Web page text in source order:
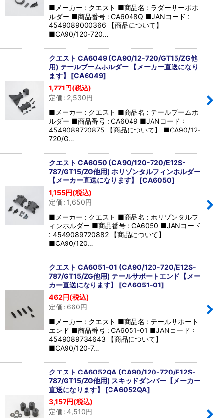
■メーカー : クエスト ■商品名 : ラダーサーボホ
ルダー ■商品番号 : CA6048Q ■JANコード :
4549089000366 【商品について】
■CA90/120-720…
クエスト CA6049 (CA90/12-720/GT15/ZG他
用) テールブームホルダー 【メーカー直送になり
ます】 [CA6049]
1,771円(税込)
定価: 2,530円
■メーカー : クエスト ■商品名 : テールブームホ
ルダー ■商品番号 : CA6049 ■JANコード :
4549089720875 【商品について】 ■CA90/12-
720/G…
クエスト CA6050 (CA90/120-720/E12S-
787/GT15/ZG他用) ホリゾンタルフィンホルダー
【メーカー直送になります】 [CA6050]
1,155円(税込)
定価: 1,650円
■メーカー : クエスト ■商品名 : ホリゾンタルフ
ィンホルダー ■商品番号 : CA6050 ■JANコード
: 4549089720882 【商品について】
■CA90/120…
クエスト CA6051-01 (CA90/120-720/E12S-
787/GT15/ZG他用) テールサポートエンド【メー
カー直送になります】 [CA6051-01]
462円(税込)
定価: 660円
■メーカー : クエスト ■商品名 : テールサポート
エンド ■商品番号 : CA6051-01 ■JANコード :
4549089734643 【商品について】
■CA90/120-7…
クエスト CA6052QA (CA90/120-720/E12S-
787/GT15/ZG他用) スキッドダンパー【メーカー
直送になります】 [CA6052QA]
3,157円(税込)
定価: 4,510円